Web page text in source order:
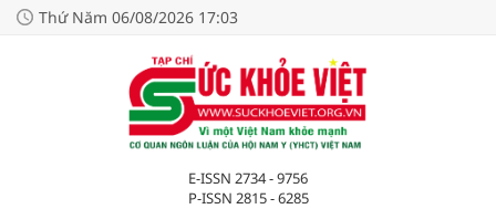
Thứ Năm 06/08/2026 17:03
E-ISSN 2734 - 9756
P-ISSN 2815 - 6285